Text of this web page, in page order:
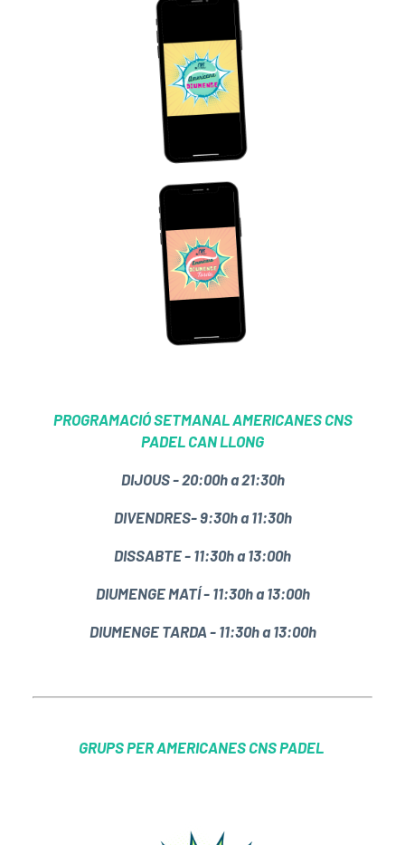
PROGRAMACIÓ SETMANAL AMERICANES CNS
PADEL CAN LLONG
DIJOUS - 20:00h a 21:30h
DIVENDRES- 9:30h a 11:30h
DISSABTE - 11:30h a 13:00h
DIUMENGE MATÍ - 11:30h a 13:00h
DIUMENGE TARDA - 11:30h a 13:00h
GRUPS PER AMERICANES CNS PADEL